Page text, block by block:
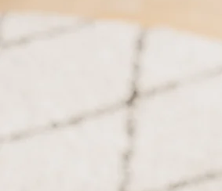
4,6 (baserat på +15 000
Våra gåvor inspirerar. Kunder ger oss
Gratis hälsning
Skapa något unikt med bara några